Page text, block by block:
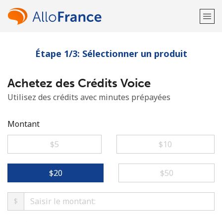
Bienvenue!
Vous avez déjà un compte?Connectez-vous →
Étape 1/3: Sélectionner un produit
Achetez des Crédits Voice
Utilisez des crédits avec minutes prépayées
Montant
⁦$5⁩
⁦$10⁩
⁦$20⁩ ⁦$50⁩
$